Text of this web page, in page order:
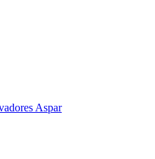
Aspar